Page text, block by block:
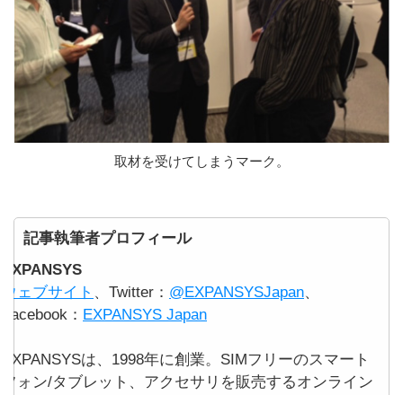
取材を受けてしまうマーク。
記事執筆者プロフィール
EXPANSYS
ウェブサイト 、Twitter： @EXPANSYSJapan、
Facebook： EXPANSYS Japan
EXPANSYSは、1998年に創業。SIMフリーのスマート
フォン/タブレット、アクセサリを販売するオンライン